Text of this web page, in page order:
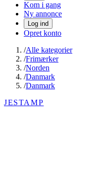
Kom i gang
Ny annonce
Log ind
Opret konto
/Alle kategorier
/Frimærker
/Norden
/Danmark
/Danmark
JESTAMP